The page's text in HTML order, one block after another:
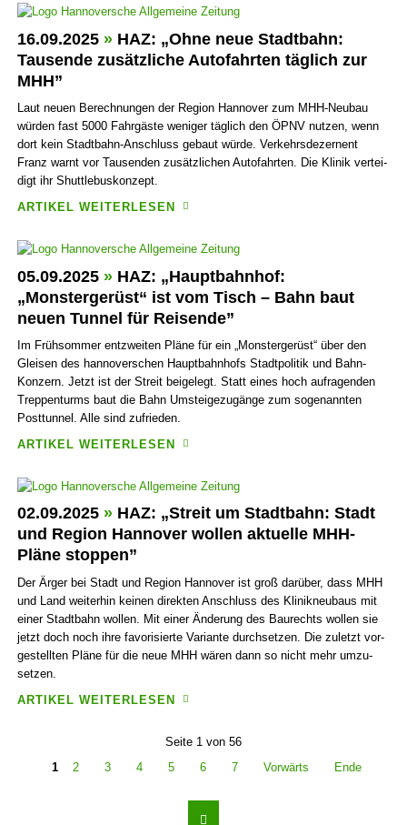
16.09.2025 » HAZ: „Ohne neue Stadtbahn:
Tausende zusätzliche Autofahrten täglich zur
MHH”
Laut neuen Berechnungen der Region Hannover zum MHH-Neubau
würden fast 5000 Fahr­gäste weniger täglich den ÖPNV nutzen, wenn
dort kein Stadt­bahn-Anschluss gebaut würde. Verkehrs­dezer­nent
Franz warnt vor Tausenden zusätz­lichen Auto­fahrten. Die Klinik ver­tei­
digt ihr Shuttle­bus­konzept.
ARTIKEL WEITERLESEN
05.09.2025 » HAZ: „Hauptbahnhof:
„Monstergerüst“ ist vom Tisch – Bahn baut
neuen Tunnel für Reisende”
Im Frühsommer entzweiten Pläne für ein „Monster­gerüst“ über den
Gleisen des hanno­ver­schen Haupt­bahn­hofs Stadt­politik und Bahn-
Konzern. Jetzt ist der Streit beigelegt. Statt eines hoch auf­ragen­den
Treppen­turms baut die Bahn Umsteige­zugänge zum sogenannten
Post­tunnel. Alle sind zufrieden.
ARTIKEL WEITERLESEN
02.09.2025 » HAZ: „Streit um Stadtbahn: Stadt
und Region Hannover wollen aktuelle MHH-
Pläne stoppen”
Der Ärger bei Stadt und Region Hannover ist groß darüber, dass MHH
und Land weiter­hin keinen direkten Anschluss des Klinik­neu­baus mit
einer Stadt­bahn wollen. Mit einer Änderung des Bau­rechts wollen sie
jetzt doch noch ihre favori­sierte Variante durchsetzen. Die zuletzt vor­
ge­stell­ten Pläne für die neue MHH wären dann so nicht mehr umzu­
setzen.
ARTIKEL WEITERLESEN
Seite 1 von 56
1
2 3 4 5 6 7 Vorwärts Ende